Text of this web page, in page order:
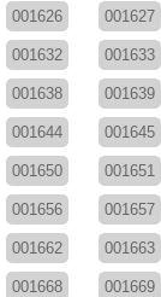
001626 001627
001632 001633
001638 001639
001644 001645
001650 001651
001656 001657
001662 001663
001668 001669